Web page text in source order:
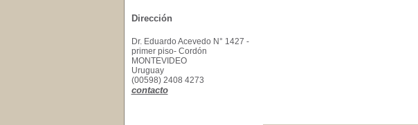
Dirección
Dr. Eduardo Acevedo N° 1427 -
primer piso- Cordón
MONTEVIDEO
Uruguay
(00598) 2408 4273
contacto